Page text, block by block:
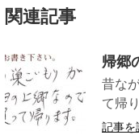
関連記事
帰郷
昔な
記事を